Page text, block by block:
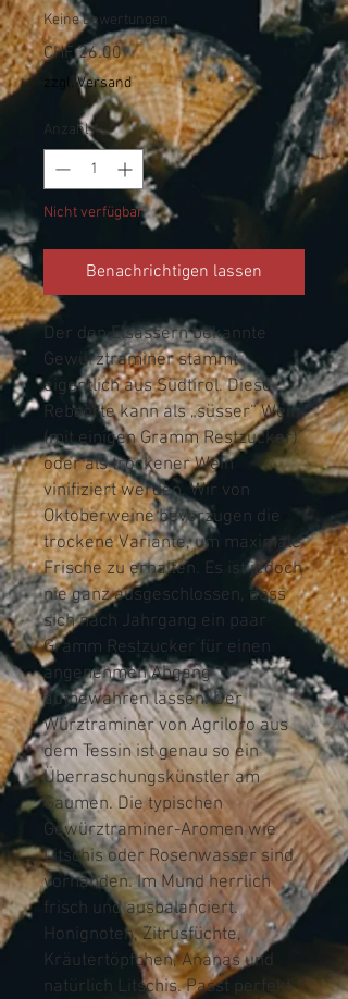
Keine Bewertungen
CHF 26.00Preis
zzgl. Versand
Anzahl *
Nicht verfügbar
Benachrichtigen lassen
Der den Elsässern bekannte
Gewürztraminer stammt
eigentlich aus Südtirol. Diese
Rebsorte kann als „süsser“ Wein
(mit einigen Gramm Restzucker)
oder als trockener Wein
vinifiziert werden. Wir von
Oktoberweine bevorzugen die
trockene Variante, um maximale
Frische zu erhalten. Es ist jedoch
nie ganz ausgeschlossen, dass
sich nach Jahrgang ein paar
Gramm Restzucker für einen
angenehmen Abgang
aufbewahren lassen. Der
Würztraminer von Agriloro aus
dem Tessin ist genau so ein
Überraschungskünstler am
Gaumen. Die typischen
Gewürztraminer-Aromen wie
Litschis oder Rosenwasser sind
vorhanden. Im Mund herrlich
frisch und ausbalanciert.
Honignoten, Zitrusfüchte,
Kräutertöpfchen, Ananas und
natürlich Litschis. Passt perfekt